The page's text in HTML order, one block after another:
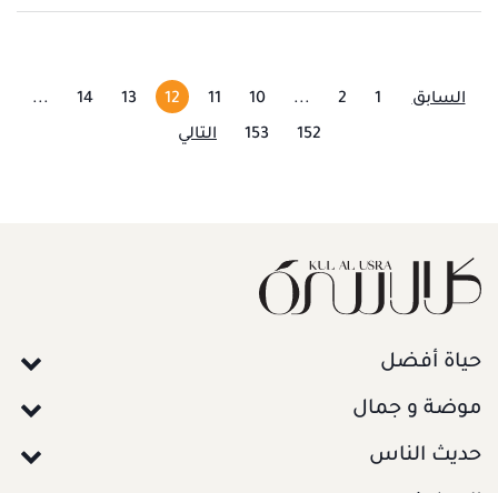
السابق 1
2
...
10
11
12
13
14
...
152
153 التالي
حياة أفضل
موضة و جمال
حديث الناس